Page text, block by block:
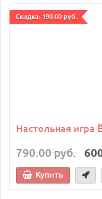
Cкидка: 190.00 руб.
Настольная игра
790.00 руб.
Купить